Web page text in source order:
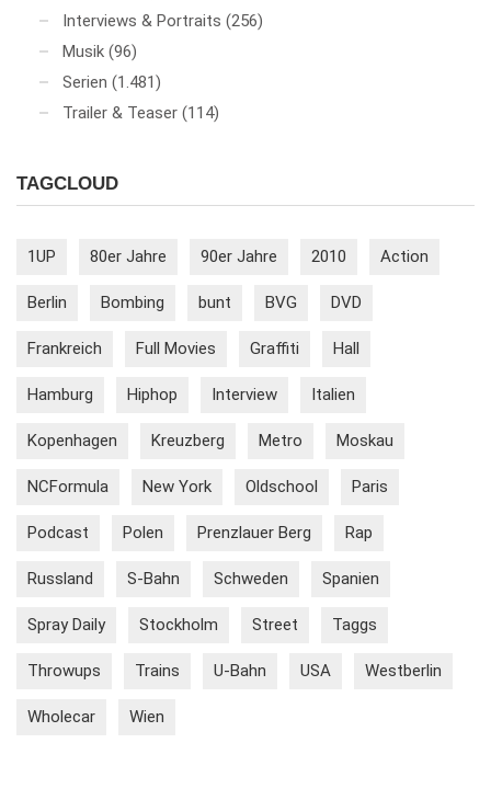
Interviews & Portraits (256)
Musik (96)
Serien (1.481)
Trailer & Teaser (114)
TAGCLOUD
1UP 80er Jahre 90er Jahre 2010 Action
Berlin Bombing bunt BVG DVD
Frankreich Full Movies Graffiti Hall
Hamburg Hiphop Interview Italien
Kopenhagen Kreuzberg Metro Moskau
NCFormula New York Oldschool Paris
Podcast Polen Prenzlauer Berg Rap
Russland S-Bahn Schweden Spanien
Spray Daily Stockholm Street Taggs
Throwups Trains U-Bahn USA Westberlin
Wholecar Wien